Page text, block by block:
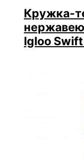
Кружка-
Igloo